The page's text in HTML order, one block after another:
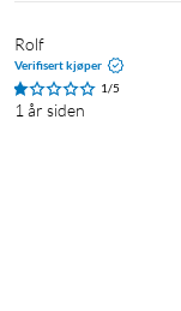
Rolf
Verifisert kjøper
1/5
1 år siden